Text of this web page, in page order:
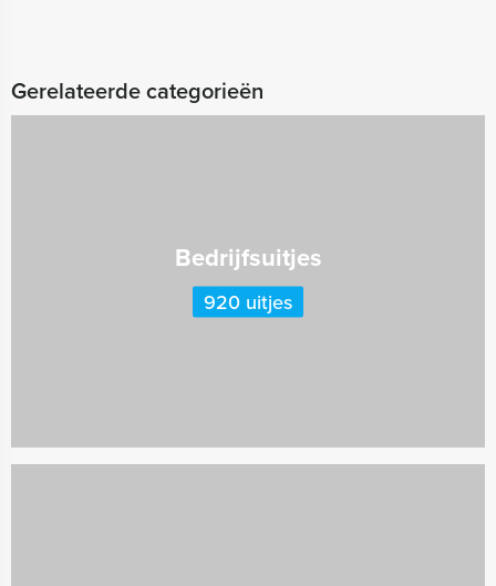
Gerelateerde categorieën
Bedrijfsuitjes
920 uitjes